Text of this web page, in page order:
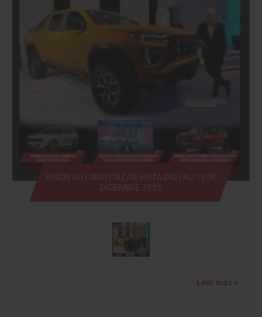
VISIÓN AUTOMOTRIZ/REVISTA DIGITAL/13 DE
DICIEMBRE 2025
Leer más »